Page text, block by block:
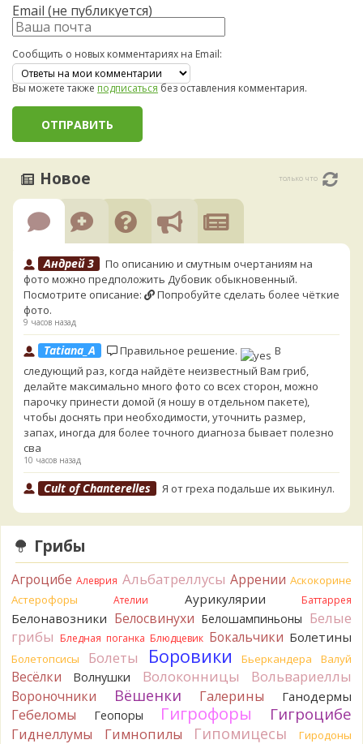
Email (не публикуется)
Сообщить о новых комментариях на Email:
Вы можете такжеподписатьсябез оставления комментария.
Новое только что
Андрей 3
По описанию и смутным очертаниям на
фото можно предположить Дубовик обыкновенный.
Посмотрите описание:
Попробуйте сделать более чёткие
фото.
9 часов назад
Tatiana_A Правильное решение.
В
следующий раз, когда найдёте неизвестный Вам гриб,
делайте максимально много фото со всех сторон, можно
парочку принести домой (я ношу в отдельном пакете),
чтобы доснять при необходимости, уточнить размер,
запах, иногда для более точного диагноза бывает полезно
сва
10 часов назад
Cult of Chanterelles
Я от греха подальше их выкинул.
Tatiana_A
Говорушек в этой цветовой гамме - хоть
пруд пруди, и далеко не все описаны на этом сайте. И
большинство из них как минимум несъедобны. Ворончатая
должна слабо пахнуть миндалём. Из похожих есть, скажем,
Желобчатая и Бледноокрашенная. Росли не не древесине,
так? Из земли или из подстилки
Мария Хорошо. При срезании синеет.
Tatiana_A Посмотрите Пилолистнички: lentinellus/
10 часов назад
Грибы
Агроцибе Алеврия Альбатреллусы Аррении Аскокорине
Астерофоры
Ателии Аурикулярии Баттаррея
Белонавозники Белосвинухи Белошампиньоны Белые
грибы Бледная поганка Блюдцевик Бокальчики Болетины
Болетопсисы Болеты Боровики Бьеркандера Валуй
Весёлки Волнушки Волоконницы Вольвариеллы
Вороночники Вёшенки Галерины Ганодермы
Гебеломы Геопоры Гигрофоры Гигроцибе
Гиднеллумы Гимнопилы Гипомицесы Гиродоны